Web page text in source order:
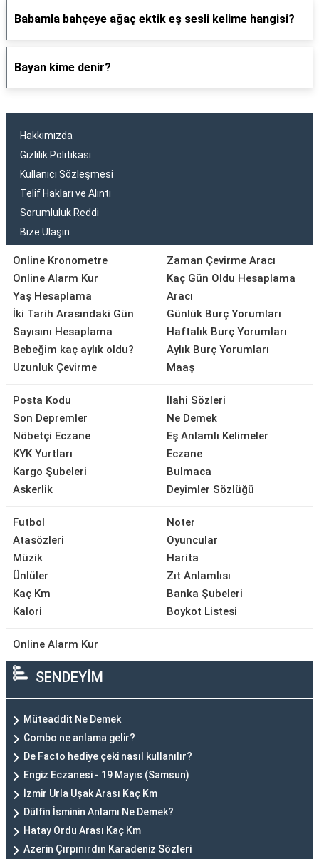
Babamla bahçeye ağaç ektik eş sesli kelime hangisi?
Bayan kime denir?
Hakkımızda
Gizlilik Politikası
Kullanıcı Sözleşmesi
Telif Hakları ve Alıntı
Sorumluluk Reddi
Bize Ulaşın
Online Kronometre
Online Alarm Kur
Yaş Hesaplama
İki Tarih Arasındaki Gün
Sayısını Hesaplama
Bebeğim kaç aylık oldu?
Uzunluk Çevirme
Zaman Çevirme Aracı
Kaç Gün Oldu Hesaplama
Aracı
Günlük Burç Yorumları
Haftalık Burç Yorumları
Aylık Burç Yorumları
Maaş
Posta Kodu
Son Depremler
Nöbetçi Eczane
KYK Yurtları
Kargo Şubeleri
Askerlik
İlahi Sözleri
Ne Demek
Eş Anlamlı Kelimeler
Eczane
Bulmaca
Deyimler Sözlüğü
Futbol
Atasözleri
Müzik
Ünlüler
Kaç Km
Kalori
Noter
Oyuncular
Harita
Zıt Anlamlısı
Banka Şubeleri
Boykot Listesi
Online Alarm Kur
SENDEYİM
Müteaddit Ne Demek
Combo ne anlama gelir?
De Facto hediye çeki nasıl kullanılır?
Engiz Eczanesi - 19 Mayıs (Samsun)
İzmir Urla Uşak Arası Kaç Km
Dülfin İsminin Anlamı Ne Demek?
Hatay Ordu Arası Kaç Km
Azerin Çırpınırdın Karadeniz Sözleri